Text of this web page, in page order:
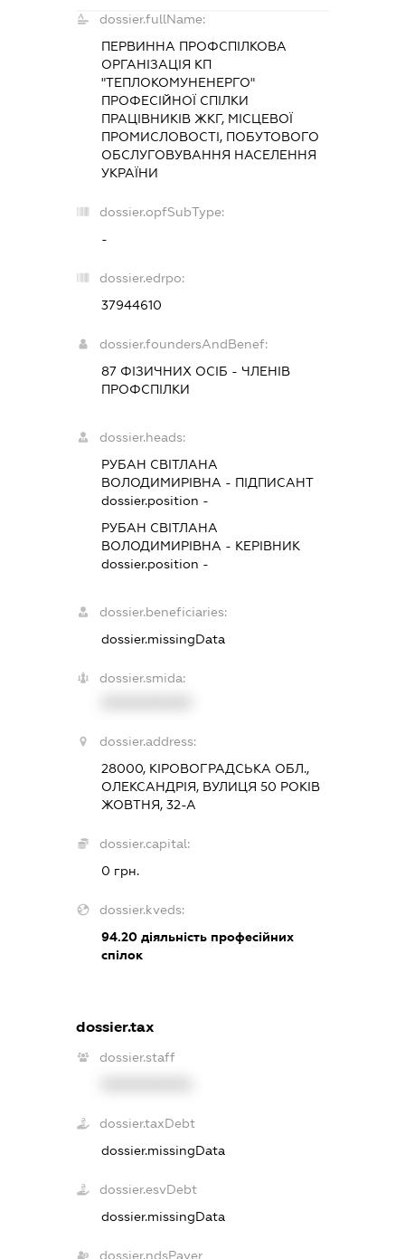
dossier.fullName:
ПЕРВИННА ПРОФСПІЛКОВА
ОРГАНІЗАЦІЯ КП
"ТЕПЛОКОМУНЕНЕРГО"
ПРОФЕСІЙНОЇ СПІЛКИ
ПРАЦІВНИКІВ ЖКГ, МІСЦЕВОЇ
ПРОМИСЛОВОСТІ, ПОБУТОВОГО
ОБСЛУГОВУВАННЯ НАСЕЛЕННЯ
УКРАЇНИ
dossier.opfSubType:
-
dossier.edrpo:
37944610
dossier.foundersAndBenef:
87 ФІЗИЧНИХ ОСІБ - ЧЛЕНІВ
ПРОФСПІЛКИ
dossier.heads:
РУБАН СВІТЛАНА
ВОЛОДИМИРІВНА - ПІДПИСАНТ
dossier.position -
РУБАН СВІТЛАНА
ВОЛОДИМИРІВНА - КЕРІВНИК
dossier.position -
dossier.beneficiaries:
dossier.missingData
dossier.smida:
dossier.address:
28000, КІРОВОГРАДСЬКА ОБЛ.,
ОЛЕКСАНДРІЯ, ВУЛИЦЯ 50 РОКІВ
ЖОВТНЯ, 32-А
dossier.capital:
0 грн.
dossier.kveds:
94.20діяльність професійних
спілок
dossier.tax
dossier.staff
dossier.taxDebt
dossier.missingData
dossier.esvDebt
dossier.missingData
dossier.ndsPayer